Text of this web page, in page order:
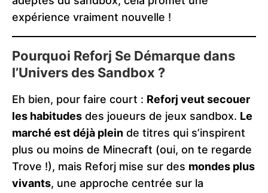
expérience vraiment nouvelle !
Pourquoi Reforj Se Démarque dans
l’Univers des Sandbox ?
Eh bien, pour faire court : Reforj veut secouer
les habitudes des joueurs de jeux sandbox. Le
marché est déjà plein de titres qui s’inspirent
plus ou moins de Minecraft (oui, on te regarde
Trove !), mais Reforj mise sur des mondes plus
vivants, une approche centrée sur la